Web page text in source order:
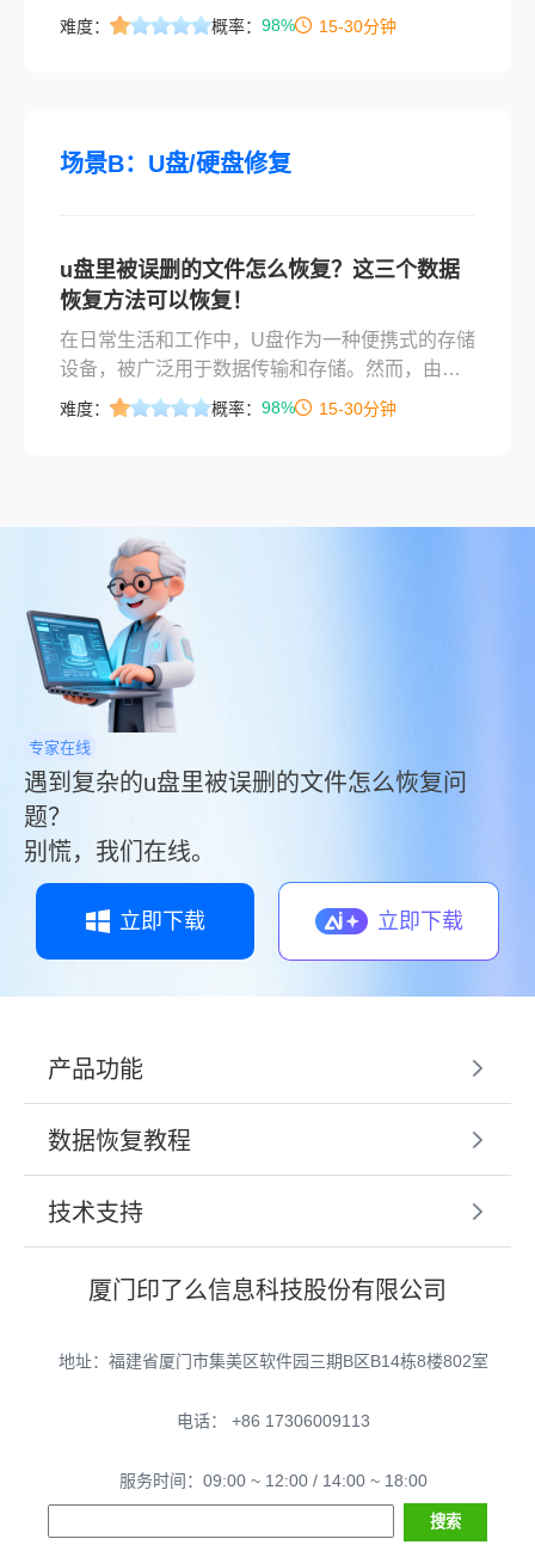
惯性地点了“清空回收站”？或者更惨，格式化U盘
脑子嗡的一下，里面可是有我近三年做的项目方
间。
难度： 概率： 98% 15-30分钟
场景B：U盘/硬盘修复
u盘里被误删的文件怎么恢复？这三个数据
恢复方法可以恢复！
在日常生活和工作中，U盘作为一种便携式的存储
设备，被广泛用于数据传输和存储。然而，由于
误操作或其他原因，我们可能会不小心删除U盘中
难度： 概率： 98% 15-30分钟
专家在线
遇到复杂的u盘里被误删的文件怎么恢复问
题？
别慌，我们在线。
立即下载 立即下载
产品功能
数据恢复教程
技术支持
厦门印了么信息科技股份有限公司
地址：福建省厦门市集美区软件园三期B区B14栋8楼802室
电话： +86 17306009113
服务时间：09:00 ~ 12:00 / 14:00 ~ 18:00